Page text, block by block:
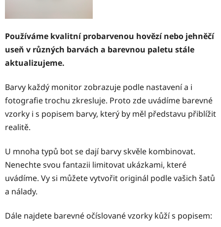
Používáme kvalitní probarvenou hovězí nebo jehněčí
useň v různých barvách a barevnou paletu stále
aktualizujeme.
Barvy každý monitor zobrazuje podle nastavení a i
fotografie trochu zkresluje. Proto zde uvádíme barevné
vzorky i s popisem barvy, který by měl představu přiblížit
realitě.
U mnoha typů bot se dají barvy skvěle kombinovat.
Nenechte svou fantazii limitovat ukázkami, které
uvádíme. Vy si můžete vytvořit originál podle vašich šatů
a nálady.
Dále najdete barevné očíslované vzorky kůží s popisem: